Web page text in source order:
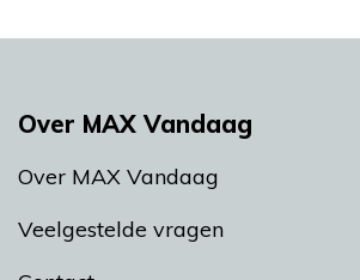
Over MAX Vandaag
Over MAX Vandaag
Veelgestelde vragen